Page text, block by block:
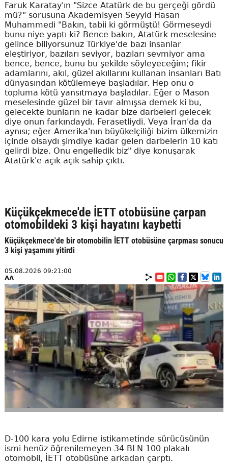
Faruk Karatay'ın "Sizce Atatürk de bu gerçeği gördü
mü?" sorusuna Akademisyen Seyyid Hasan
Muhammedi "Bakın, tabii ki görmüştü! Görmeseydi
bunu niye yaptı ki? Bence bakın, Atatürk meselesine
gelince biliyorsunuz Türkiye'de bazı insanlar
eleştiriyor, bazıları seviyor, bazıları sevmiyor ama
bence, bence, bunu bu şekilde söyleyeceğim; fikir
adamlarını, akıl, güzel akıllarını kullanan insanları Batı
dünyasından kötülemeye başladılar. Hep onu o
topluma kötü yansıtmaya başladılar. Eğer o Mason
meselesinde güzel bir tavır almışsa demek ki bu,
gelecekte bunların ne kadar bize darbeleri gelecek
diye onun farkındaydı. Ferasetliydi. Veya İran'da da
aynısı; eğer Amerika'nın büyükelçiliği bizim ülkemizin
içinde olsaydı şimdiye kadar gelen darbelerin 10 katı
gelirdi bize. Onu engelledik biz" diye konuşarak
Atatürk'e açık açık sahip çıktı.
Küçükçekmece'de İETT otobüsüne çarpan
otomobildeki 3 kişi hayatını kaybetti
Küçükçekmece'de bir otomobilin İETT otobüsüne çarpması sonucu
3 kişi yaşamını yitirdi
05.08.2026 09:21:00
AA
D-100 kara yolu Edirne istikametinde sürücüsünün
ismi henüz öğrenilemeyen 34 BLN 100 plakalı
otomobil, İETT otobüsüne arkadan çarptı.